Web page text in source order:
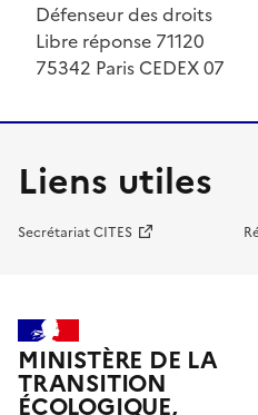
Défenseur des droits
Libre réponse 71120
75342 Paris CEDEX 07
Liens utiles
Secrétariat CITES
MINISTÈRE DE LA
TRANSITION
ÉCOLOGIQUE,